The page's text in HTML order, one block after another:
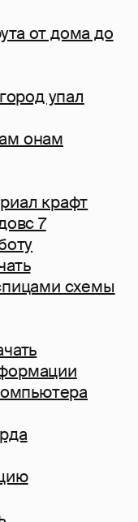
от дома до
упал
онам
крафт
7
схемы